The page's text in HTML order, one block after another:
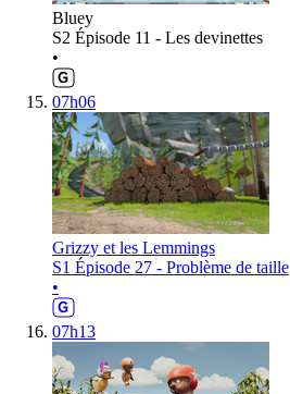
Bluey
S2 Épisode 11 - Les devinettes
•
07h06
Grizzy et les Lemmings
S1 Épisode 27 - Problème de taille
•
07h13